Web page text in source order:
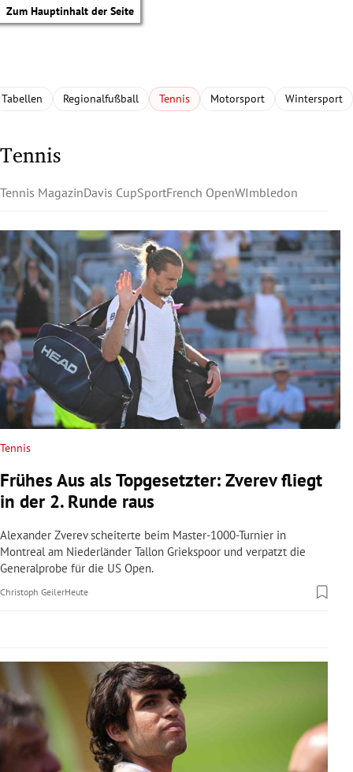
Zum Hauptinhalt der Seite
Untermenü
Untermenü
Untermenü
Untermenü
Untermenü
Untermenü
Untermenü
Untermenü
Tabellen Regionalfußball Tennis Motorsport Wintersport
Tennis
Tennis MagazinDavis CupSportFrench OpenWImbledon
Tennis
Frühes Aus als Topgesetzter: Zverev fliegt
in der 2. Runde raus
Alexander Zverev scheiterte beim Master-1000-Turnier in
Montreal am Niederländer Tallon Griekspoor und verpatzt die
Generalprobe für die US Open.
Christoph GeilerHeute